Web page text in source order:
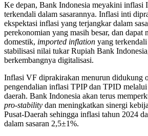
Ke depan, Bank Indonesia meyakini inflasi
terkendali dalam sasarannya. Inflasi inti
ekspektasi inflasi yang terjangkar dalam
perekonomian yang masih besar, dan dapat
domestik, imported inflation yang
stabilisasi nilai tukar Rupiah Bank
berkembangnya digitalisasi.
Inflasi VF diprakirakan menurun didukung
pengendalian inflasi TPIP dan TPID
daerah. Bank Indonesia akan terus
pro-stability dan meningkatkan sinergi
Pusat-Daerah sehingga inflasi tahun 2024
dalam sasaran 2,5±1%.